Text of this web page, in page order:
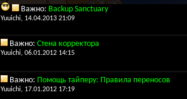
Важно: Backup Sanctuary
Yuuichi, 14.04.2013 21:09
Важно: Стена корректора
Yuuichi, 06.01.2012 14:15
Важно: Помощь тайперу: Правила переносов
Yuuichi, 17.01.2012 17:19